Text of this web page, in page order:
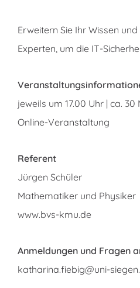
Erweitern Sie Ihr Wissen
Experten, um die IT-
jeweils um 17.00 Uhr | ca. 30
Online-Veranstaltung
Referent
Jürgen Schüler
Mathematiker und Physiker
www.bvs-kmu.de
Anmeldungen und Fragen
katharina.fiebig@uni-